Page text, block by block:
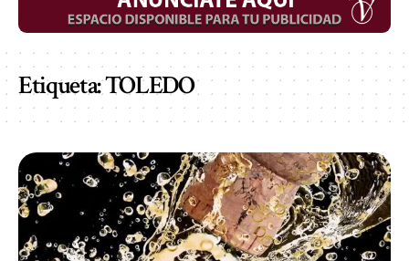
Etiqueta:TOLEDO